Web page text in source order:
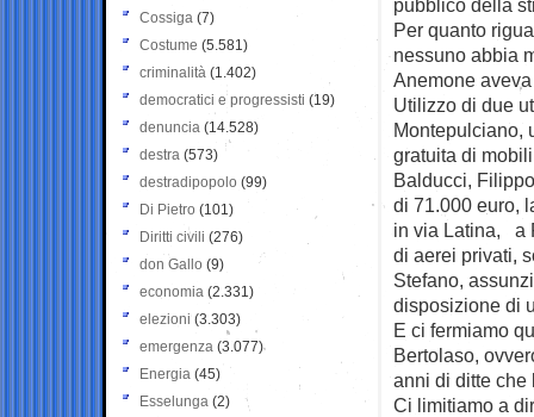
pubblico della
Per quanto
nessuno abbia
Anemone
Utilizzo di due
Montepulciano,
gratuita di
Balducci,
di 71.000 euro,
in via Latina, a
di aerei privati,
Stefano,
disposizione di
E ci fermiamo
Bertolaso,
anni di ditte che
Ci limitiamo a
Cossiga (7)
Costume (5.581)
criminalità (1.402)
democratici e progressisti (19)
denuncia (14.528)
destra (573)
destradipopolo (99)
Di Pietro (101)
Diritti civili (276)
don Gallo (9)
economia (2.331)
elezioni (3.303)
emergenza (3.077)
Energia (45)
Esselunga (2)